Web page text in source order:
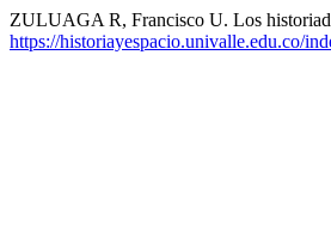
ZULUAGA R, Francisco U. Los
https://historiayespacio.univalle.edu.co/